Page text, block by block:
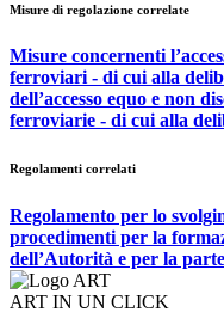
Misure di regolazione correlate
Misure concernenti
ferroviari - di cui alla
dell’accesso equo e non
ferroviarie - di cui alla
Regolamenti correlati
Regolamento per lo
procedimenti per la
dell’Autorità e per la
ART IN UN CLICK